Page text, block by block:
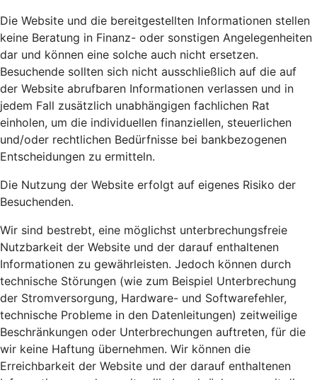
Die Website und die bereitgestellten Informationen stellen
keine Beratung in Finanz- oder sonstigen Angelegenheiten
dar und können eine solche auch nicht ersetzen.
Besuchende sollten sich nicht ausschließlich auf die auf
der Website abrufbaren Informationen verlassen und in
jedem Fall zusätzlich unabhängigen fachlichen Rat
einholen, um die individuellen finanziellen, steuerlichen
und/oder rechtlichen Bedürfnisse bei bankbezogenen
Entscheidungen zu ermitteln.
Die Nutzung der Website erfolgt auf eigenes Risiko der
Besuchenden.
Wir sind bestrebt, eine möglichst unterbrechungsfreie
Nutzbarkeit der Website und der darauf enthaltenen
Informationen zu gewährleisten. Jedoch können durch
technische Störungen (wie zum Beispiel Unterbrechung
der Stromversorgung, Hardware- und Softwarefehler,
technische Probleme in den Datenleitungen) zeitweilige
Beschränkungen oder Unterbrechungen auftreten, für die
wir keine Haftung übernehmen. Wir können die
Erreichbarkeit der Website und der darauf enthaltenen